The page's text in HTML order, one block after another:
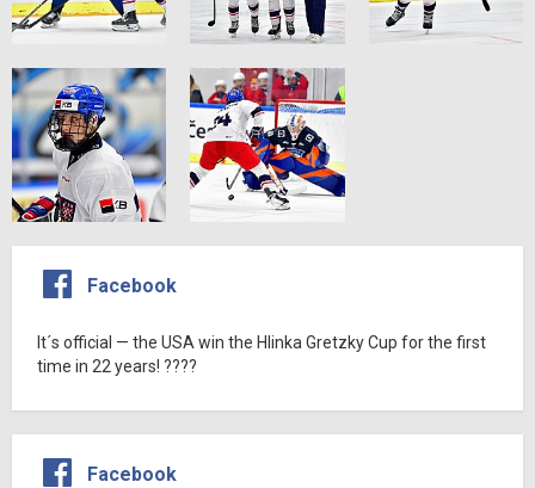
Facebook
It´s official — the USA win the Hlinka Gretzky Cup for the first
time in 22 years! ????
Facebook